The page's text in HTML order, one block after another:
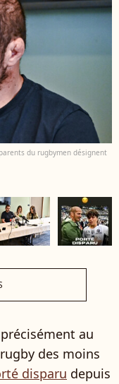
du rugbymen désignent
au
des moins
disparu depuis